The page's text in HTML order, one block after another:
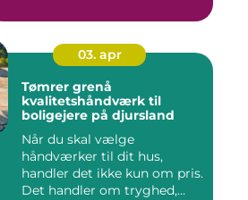
03. apr
Tømrer grenå
kvalitetshåndværk til
boligejere på djursland
Når du skal vælge
håndværker til dit hus,
handler det ikke kun om pris.
Det handler om tryghed,